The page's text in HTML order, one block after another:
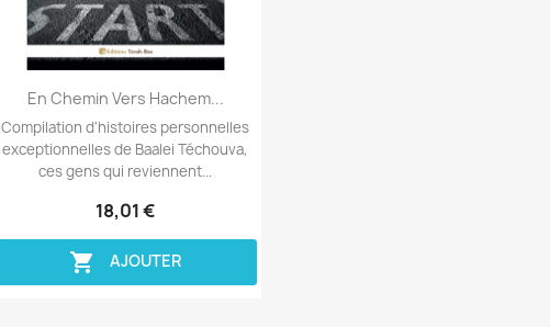
Aperçu rapide
En Chemin Vers Hachem...
Compilation d'histoires personnelles
exceptionnelles de Baalei Téchouva,
ces gens qui reviennent...
18,01 €
 AJOUTER